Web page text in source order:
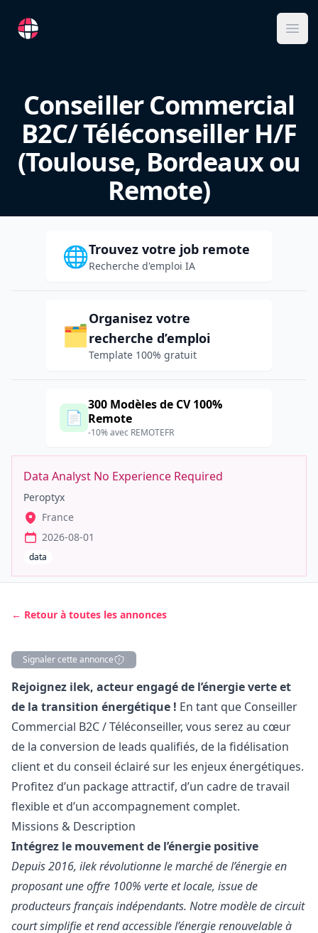
RemoteFR
Conseiller Commercial
B2C/ Téléconseiller H/F
(Toulouse, Bordeaux ou
Remote)
🌐Trouvez votre job remote
Recherche d'emploi IA
🗂️
Organisez votre
recherche d’emploi
Template 100% gratuit
📄
300 Modèles de CV 100%
Remote
-10% avec REMOTEFR
Data Analyst No Experience Required
Peroptyx
France
2026-08-01
data
← Retour à toutes les annonces
Signaler cette annonce
Description
Rejoignez ilek, acteur engagé de l’énergie verte et
de la transition énergétique ! En tant que Conseiller
Commercial B2C / Téléconseiller, vous serez au cœur
de la conversion de leads qualifiés, de la fidélisation
client et du conseil éclairé sur les enjeux énergétiques.
Profitez d’un package attractif, d’un cadre de travail
flexible et d’un accompagnement complet.
Missions & Description
Intégrez le mouvement de l’énergie positive
Depuis 2016, ilek révolutionne le marché de l’énergie en
proposant une offre 100% verte et locale, issue de
producteurs français indépendants. Notre modèle de circuit
court simplifie et rend accessible l’énergie renouvelable à